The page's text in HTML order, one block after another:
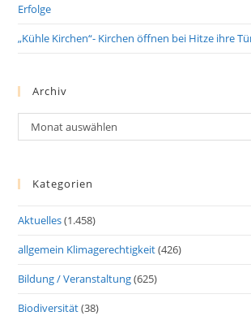
Erfolge
„Kühle Kirchen“- Kirchen öffnen bei Hitze ihre
Archiv
Archiv
Monat auswählen
Kategorien
Aktuelles(1.458)
allgemein Klimagerechtigkeit(426)
Bildung / Veranstaltung(625)
Biodiversität(38)